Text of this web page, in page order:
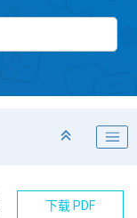
下载 PDF